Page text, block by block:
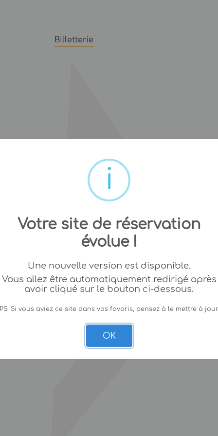
Billetterie
Votre site de réservation
évolue !
Une nouvelle version est disponible.
Vous allez être automatiquement redirigé après
avoir cliqué sur le bouton ci-dessous.
PS: Si vous aviez ce site dans vos favoris, pensez à le mettre à
OK